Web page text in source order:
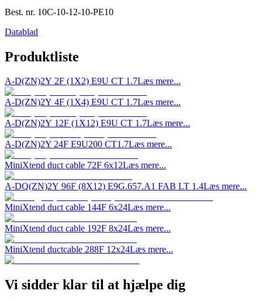
Best. nr. 10C-10-12-10-PE10
Datablad
Produktliste
A-D(ZN)2Y 2F (1X2) E9U CT 1.7Læs mere...
A-D(ZN)2Y 4F (1X4) E9U CT 1.7Læs mere...
A-D(ZN)2Y 12F (1X12) E9U CT 1.7Læs mere...
A-D(ZN)2Y 24F E9U200 CT1.7Læs mere...
MiniXtend duct cable 72F 6x12Læs mere...
A-DQ(ZN)2Y 96F (8X12) E9G.657.A1 FAB LT 1.4Læs mere...
MiniXtend duct cable 144F 6x24Læs mere...
MiniXtend duct cable 192F 8x24Læs mere...
MiniXtend ductcable 288F 12x24Læs mere...
Vi sidder klar til at hjælpe dig